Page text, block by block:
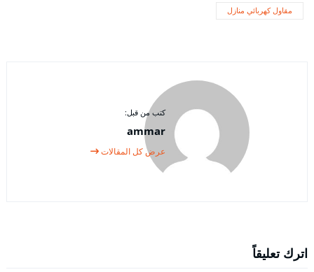
مقاول كهربائي منازل
كتب من قبل:
ammar
عرض كل المقالات
اترك تعليقاً